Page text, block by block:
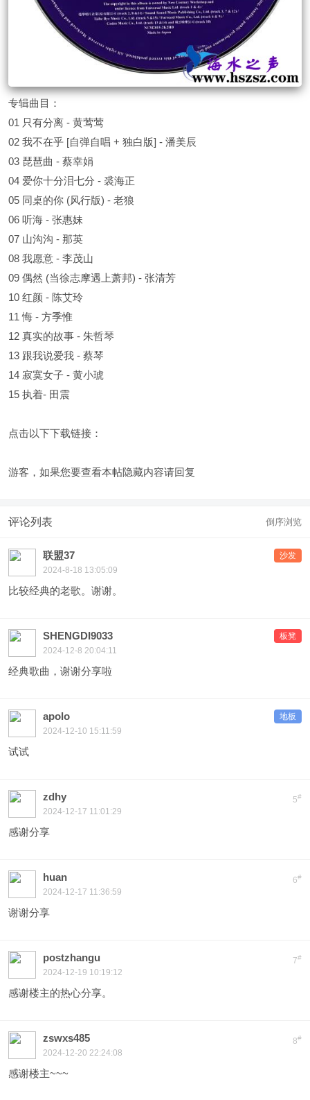
专辑曲目：
01 只有分离 - 黄莺莺
02 我不在乎 [自弹自唱 + 独白版] - 潘美辰
03 琵琶曲 - 蔡幸娟
04 爱你十分泪七分 - 裘海正
05 同桌的你 (风行版) - 老狼
06 听海 - 张惠妹
07 山沟沟 - 那英
08 我愿意 - 李茂山
09 偶然 (当徐志摩遇上萧邦) - 张清芳
10 红颜 - 陈艾玲
11 悔 - 方季惟
12 真实的故事 - 朱哲琴
13 跟我说爱我 - 蔡琴
14 寂寞女子 - 黄小琥
15 执着- 田震
点击以下下载链接：
游客，如果您要查看本帖隐藏内容请回复
评论列表 倒序浏览
沙发
联盟37
2024-8-18 13:05:09
比较经典的老歌。谢谢。
板凳
SHENGDI9033
2024-12-8 20:04:11
经典歌曲，谢谢分享啦
地板
apolo
2024-12-10 15:11:59
试试
5#
zdhy
2024-12-17 11:01:29
感谢分享
6#
huan
2024-12-17 11:36:59
谢谢分享
7#
postzhangu
2024-12-19 10:19:12
感谢楼主的热心分享。
8#
zswxs485
2024-12-20 22:24:08
感谢楼主~~~